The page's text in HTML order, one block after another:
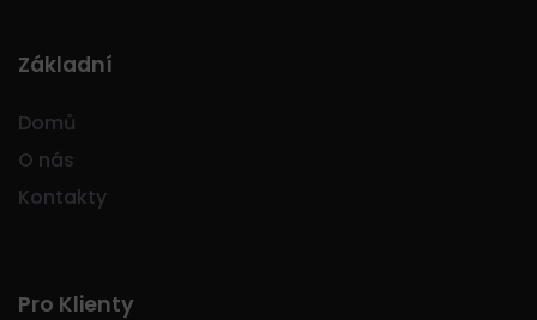
Základní
Domů
O nás
Kontakty
Pro Klienty